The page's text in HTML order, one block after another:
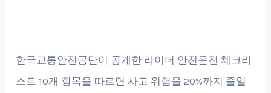
한국교통안전공단이 공개한 라이더 안전운전 체크리
스트 10개 항목을 따르면 사고 위험을 20%까지 줄일